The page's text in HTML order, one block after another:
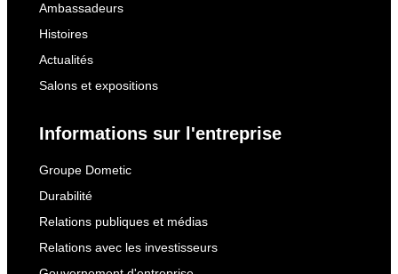
Ambassadeurs
Histoires
Actualités
Salons et expositions
Informations sur l'entreprise
Groupe Dometic
Durabilité
Relations publiques et médias
Relations avec les investisseurs